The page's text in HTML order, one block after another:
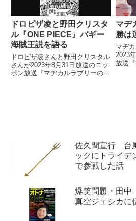
ドロピザ凌と野田クリスタ
ル『ONE PIECE』バギー
海賊王説を語る
ドロピザ凌さんと野田クリスタル
さんが2023年8月31日放送のニッ
ポン放送『マヂカルラブリーのオ
マヂ
勝は
マヂ
2023
放送
佐久間宣行 台
ックにトライデ
で参戦した話
爆笑問題・田
真空ジェシカに